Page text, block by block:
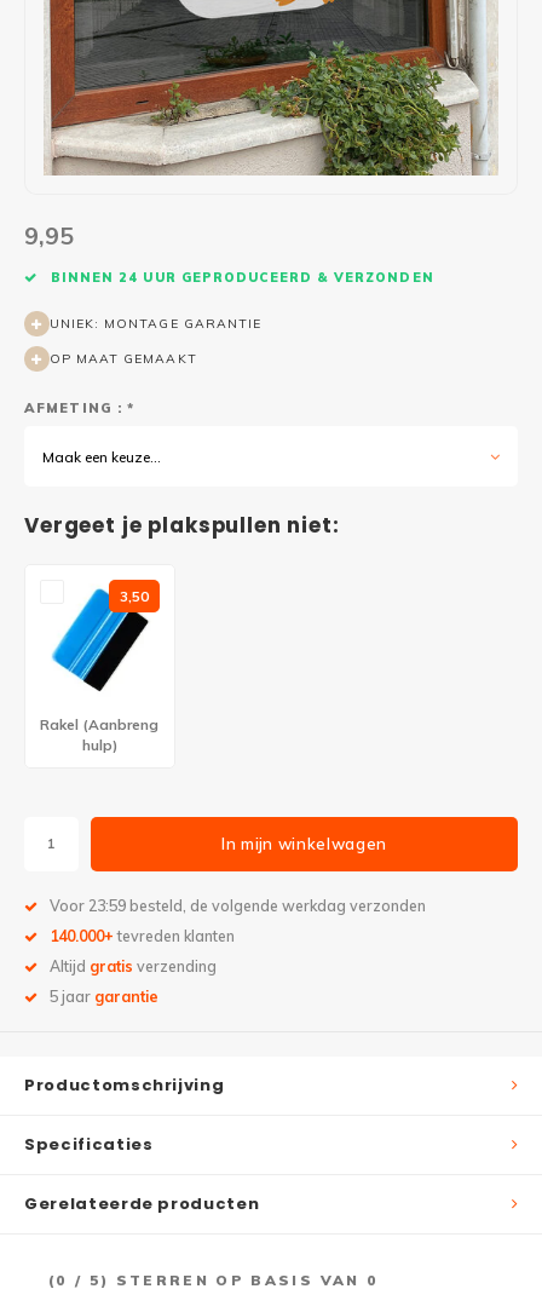
Sport
Wasruimte muurstickers
Badkamer
Steden
Tuin
Sport
Raamfolie bloemen
Badkamer folie
Glas in lood
Auto raamfolie
Zonwerende folie
Raamfolie dieren
Welkom thuis
Pensioen
Thema
Bedrijven
Trapstickers
Verjaardag
Plakspullen
Tuinposter
9,95
BINNEN 24 UUR GEPRODUCEERD & VERZONDEN
UNIEK: MONTAGE GARANTIE
OP MAAT GEMAAKT
AFMETING : *
Maak een keuze...
Vergeet je plakspullen niet:
3,50
Rakel (Aanbreng
hulp)
In mijn winkelwagen
Voor 23:59 besteld, de volgende werkdag verzonden
140.000+ tevreden klanten
Altijd gratis verzending
5 jaar garantie
Productomschrijving
Specificaties
Gerelateerde producten
( 0 / 5) STERREN OP BASIS VAN 0